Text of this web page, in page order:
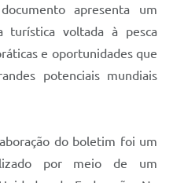
apresenta um
turística voltada à pesca
e oportunidades que
potenciais mundiais
do boletim foi um
por meio de um